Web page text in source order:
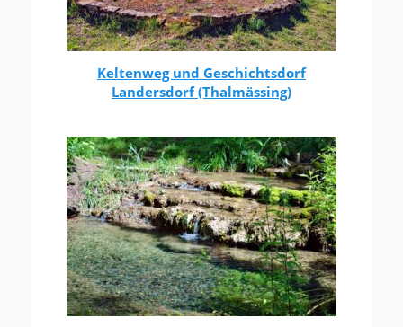
Keltenweg und Geschichtsdorf
Landersdorf (Thalmässing)